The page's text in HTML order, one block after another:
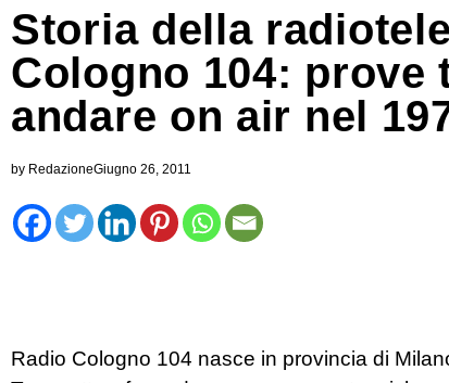
Storia della
Cologno 104: prove
andare on air nel
by RedazioneGiugno 26, 2011
Radio Cologno 104 nasce in provincia di